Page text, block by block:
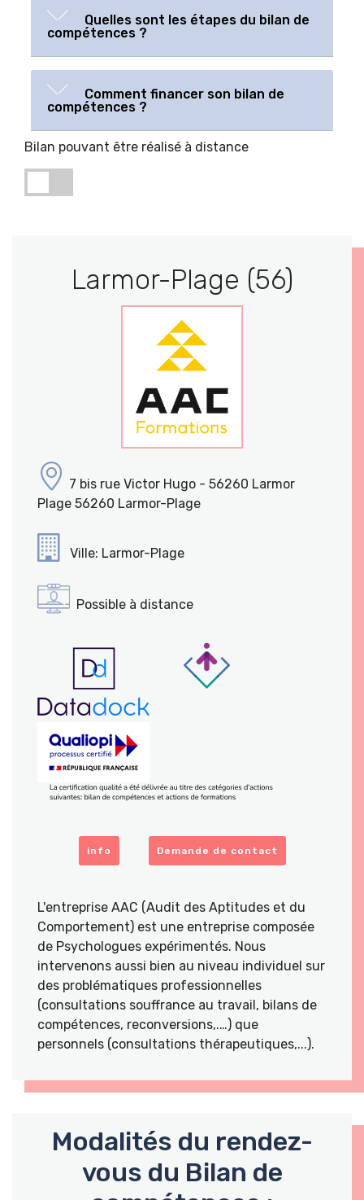
Quelles sont les étapes du bilan de
compétences ?
Comment financer son bilan de
compétences ?
Bilan pouvant être réalisé à distance
Larmor-Plage (56)
7 bis rue Victor Hugo - 56260 Larmor
Plage 56260 Larmor-Plage
Ville: Larmor-Plage
Possible à distance
info Demande de contact
L'entreprise AAC (Audit des Aptitudes et du
Comportement) est une entreprise composée
de Psychologues expérimentés. Nous
intervenons aussi bien au niveau individuel sur
des problématiques professionnelles
(consultations souffrance au travail, bilans de
compétences, reconversions,.…) que
personnels (consultations thérapeutiques,...).
Modalités du rendez-
vous du Bilan de